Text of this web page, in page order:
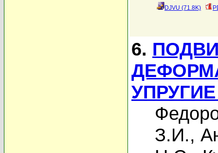
DJVU (71.8K)
6.
З.И.,